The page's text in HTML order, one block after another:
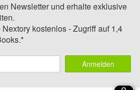
Newsletter und erhalte exklusive
kostenlos - Zugriff auf 1,4
Anmelden